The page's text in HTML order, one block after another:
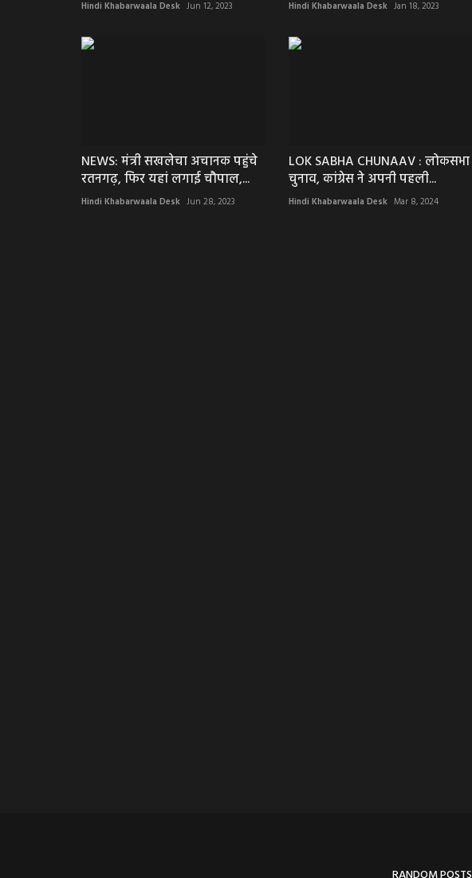
Hindi Khabarwaala Desk Jun 12, 2023 Hindi Khabarwaala Desk Jan 18, 2023
NEWS: मंत्री सखलेचा अचानक पहुंचे
रतनगढ़, फिर यहां लगाई चौपाल,...
Hindi Khabarwaala Desk Jun 28, 2023
LOK SABHA CHUNAAV : लोकसभा
चुनाव, कांग्रेस ने अपनी पहली...
Hindi Khabarwaala Desk Mar 8, 2024